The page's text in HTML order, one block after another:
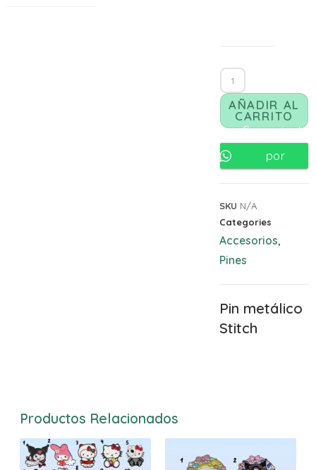
AÑADIR AL
CARRITO
Comunicate
por
SKU N/A
Categories
Accesorios
Pines
Pin metálico
Stitch
Productos Relacionados